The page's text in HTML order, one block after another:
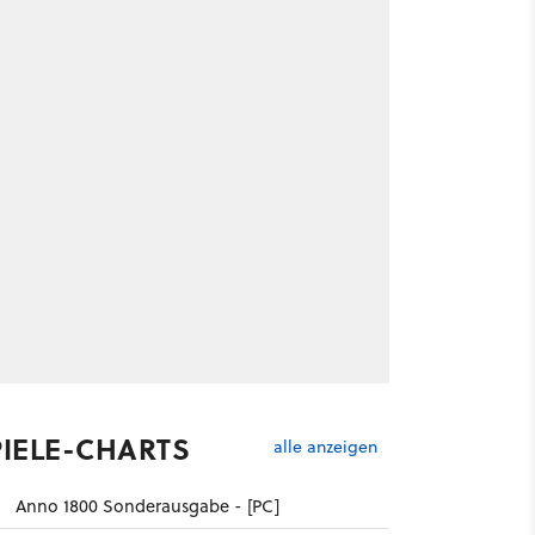
CHARTS alle anzeigen
Anno 1800 Sonderausgabe - [PC]